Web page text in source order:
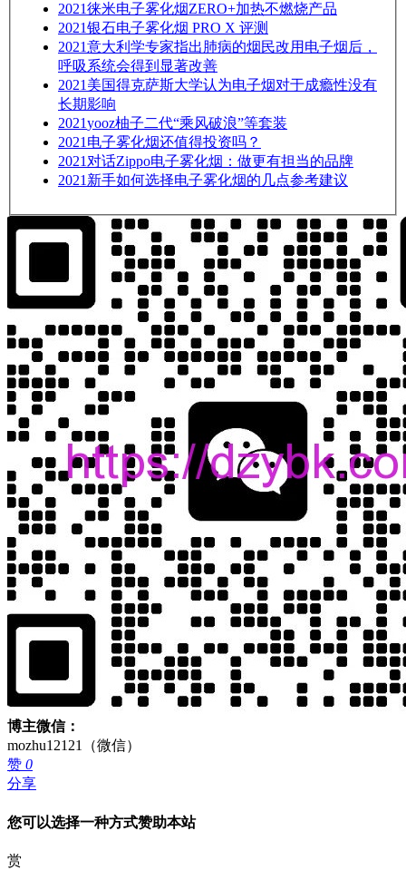
2021徕米电子雾化烟ZERO+加热不燃烧产品
2021银石电子雾化烟 PRO X 评测
2021意大利学专家指出肺病的烟民改用电子烟后，
呼吸系统会得到显著改善
2021 美国得克萨斯大学认为电子烟对于成瘾性没有
长期影响
2021yooz柚子二代“乘风破浪”等套装
2021 电子雾化烟还值得投资吗？
2021 对话Zippo电子雾化烟：做更有担当的品牌
2021 新手如何选择电子雾化烟的几点参考建议
博主微信：
mozhu12121（微信）
赞 0
分享
您可以选择一种方式赞助本站
赏